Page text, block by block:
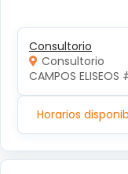
Consultorio
Consultorio
CAMPOS ELISEOS
Horarios